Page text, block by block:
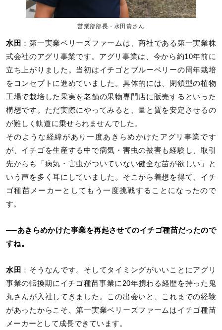
営業部部長・水田貴さん
水田 ：第一実業ベリーズファームは、商社である第一実業株
式会社のアグリ事業です。アグリ事業は、今から約10年前に
立ち上がりました。当初はイチゴとブルーベリーの周年栽培
をコンセプトに進めていました。具体的には、閉鎖型の植物
工場で栽培した果実を老舗の果物専門店に販売するといった
構想です。ただ実際にやってみると、量と質を安定させるの
が難しく軌道に乗せられませんでした。
そのような経緯があり一度あきらめかけたアグリ事業です
が、イチゴを生産する中で病気・害虫の被害も経験し、取引
先からも「病気・害虫がついていない健全な苗が欲しい」と
いう声を多く耳にしていました。そこから着想を得て、イチ
ゴ種苗メーカーとしてもう一度挑戦することになったので
す。
──あきらめかけた事業を再起させてのイチゴ種苗だったので
すね。
水田 ：そうなんです。そしてタイミングがいいことにアグリ
事業の転換期にイチゴ種苗事業に20年携わる経歴を持った鬼
丸さんが入社してきました。この出会いと、これまでの経験
があったからこそ、第一実業ベリーズファームはイチゴ種苗
メーカーとして成長できています。